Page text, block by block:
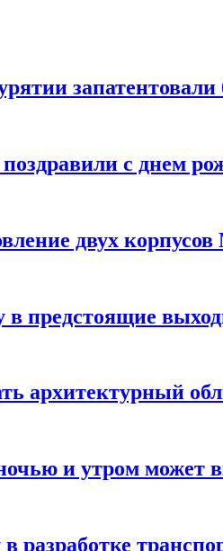
с днем
двух
в предстоящие
архитектурный
и утром может
разработке